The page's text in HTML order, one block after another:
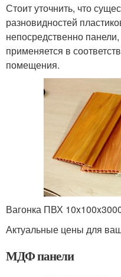
Стоит уточнить, что
разновидностей
непосредственно
применяется в
помещения.
Вагонка ПВХ
Актуальные цены для
МДФ панели